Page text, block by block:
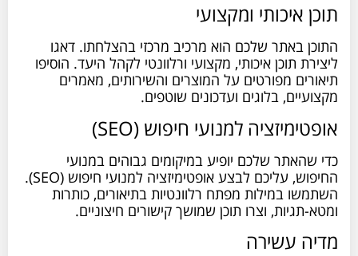
תוכן איכותי ומקצועי
התוכן באתר שלכם הוא מרכיב מרכזי בהצלחתו. דאגו
ליצירת תוכן איכותי, מקצועי ורלוונטי לקהל היעד. הוסיפו
תיאורים מפורטים על המוצרים והשירותים, מאמרים
מקצועיים, בלוגים ועדכונים שוטפים.
אופטימיזציה למנועי חיפוש (SEO)
כדי שהאתר שלכם יופיע במיקומים גבוהים במנועי
החיפוש, עליכם לבצע אופטימיזציה למנועי חיפוש (SEO).
השתמשו במילות מפתח רלוונטיות בתיאורים, כותרות
ומטא-תגיות, וצרו תוכן שמושך קישורים חיצוניים.
מדיה עשירה